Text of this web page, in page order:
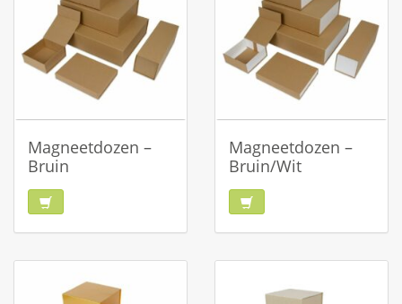
Magneetdozen –
Bruin
Magneetdozen –
Bruin/Wit